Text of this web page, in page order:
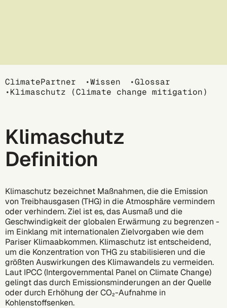
Breadcrumb
ClimatePartner Wissen
Glossar
Klimaschutz (Climate change mitigation)
Klimaschutz
Definition
Klimaschutz bezeichnet Maßnahmen, die die Emission
von Treibhausgasen (THG) in die Atmosphäre vermindern
oder verhindern. Ziel ist es, das Ausmaß und die
Geschwindigkeit der globalen Erwärmung zu begrenzen -
im Einklang mit internationalen Zielvorgaben wie dem
Pariser Klimaabkommen. Klimaschutz ist entscheidend,
um die Konzentration von THG zu stabilisieren und die
größten Auswirkungen des Klimawandels zu vermeiden.
Laut IPCC (Intergovernmental Panel on Climate Change)
gelingt das durch Emissionsminderungen an der Quelle
oder durch Erhöhung der CO₂-Aufnahme in
Kohlenstoffsenken.